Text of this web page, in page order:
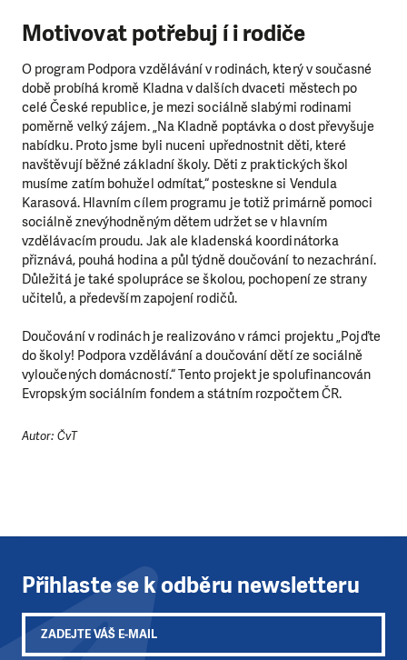
Motivovat potřebuj í i rodiče
O program Podpora vzdělávání v rodinách, který v současné
době probíhá kromě Kladna v dalších dvaceti městech po
celé České republice, je mezi sociálně slabými rodinami
poměrně velký zájem. „Na Kladně poptávka o dost převyšuje
nabídku. Proto jsme byli nuceni upřednostnit děti, které
navštěvují běžné základní školy. Děti z praktických škol
musíme zatím bohužel odmítat,“ posteskne si Vendula
Karasová. Hlavním cílem programu je totiž primárně pomoci
sociálně znevýhodněným dětem udržet se v hlavním
vzdělávacím proudu. Jak ale kladenská koordinátorka
přiznává, pouhá hodina a půl týdně doučování to nezachrání.
Důležitá je také spolupráce se školou, pochopení ze strany
učitelů, a především zapojení rodičů.
Doučování v rodinách je realizováno v rámci projektu „Pojďte
do školy! Podpora vzdělávání a doučování dětí ze sociálně
vyloučených domácností.“ Tento projekt je spolufinancován
Evropským sociálním fondem a státním rozpočtem ČR.
Autor: ČvT
LÍBÍ SE VÁM, CO DĚLÁME?
PODPOŘTE NÁS!
Abychom mohli pomáhat smysluplně, neobejdeme se
bez Vaší podpory. Ať už se nám rozhodnete pomoci
jedním darem nebo se stanete pravidelným dárcem
Klubu přátel, Vaše dary nám umožní pomoci vždy tam,
DAROVAT DAROVAT PRAVIDELNĚ
Přihlaste se k odběru newsletteru